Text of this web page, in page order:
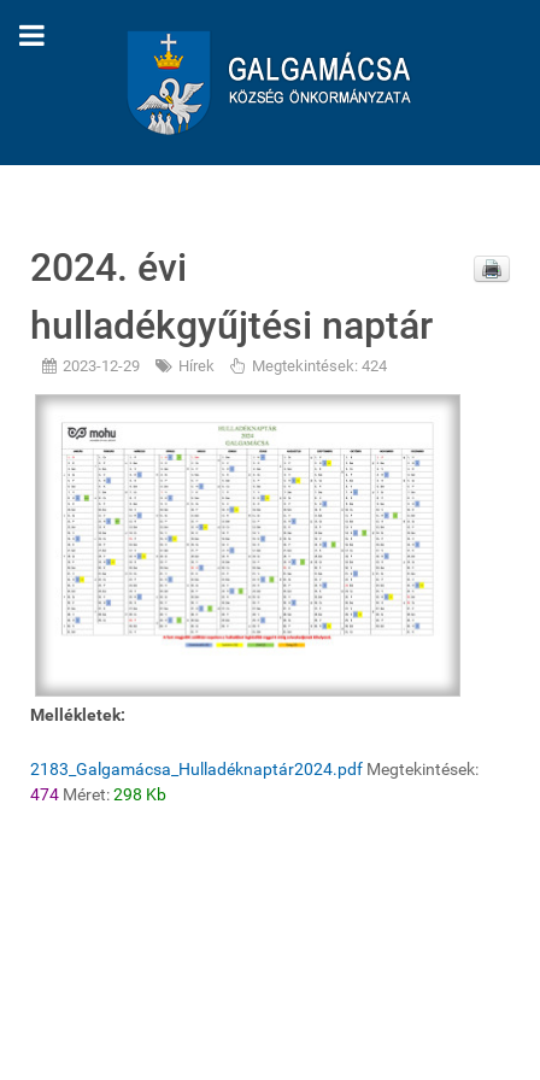
2024. évi
hulladékgyűjtési naptár
2023-12-29 Hírek Megtekintések: 424
Mellékletek:
2183_Galgamácsa_Hulladéknaptár2024.pdf Megtekintések:
474 Méret:298 Kb